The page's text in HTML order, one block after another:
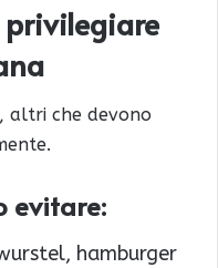
privilegiare
altri che devono
evitare:
hamburger